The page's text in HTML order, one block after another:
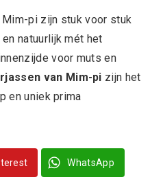
pi zijn stuk voor stuk
natuurlijk mét het
voor muts en
van Mim-pi zijn het
en uniek prima
WhatsApp